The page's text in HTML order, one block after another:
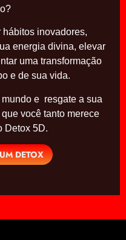
inovadores,
energia divina, elevar
uma transformação
e de sua vida.
e resgate a sua
você tanto merece
Detox 5D.
DETOX